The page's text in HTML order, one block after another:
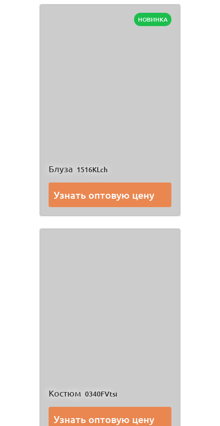
НОВИНКА
Блуза 1516KLch
Узнать оптовую цену
Костюм 0340FVtsi
Узнать оптовую цену